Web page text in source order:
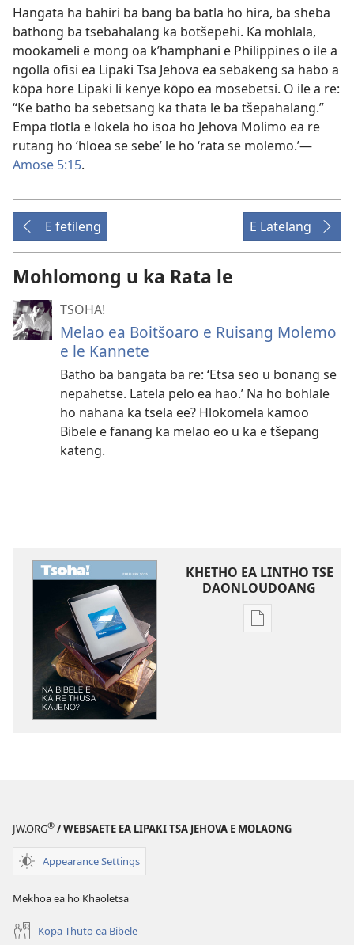
Hangata ha bahiri ba bang ba batla ho hira, ba sheba
bathong ba tsebahalang ka botšepehi. Ka mohlala,
mookameli e mong oa k’hamphani e Philippines o ile a
ngolla ofisi ea Lipaki Tsa Jehova ea sebakeng sa habo a
kōpa hore Lipaki li kenye kōpo ea mosebetsi. O ile a re:
“Ke batho ba sebetsang ka thata le ba tšepahalang.”
Empa tlotla e lokela ho isoa ho Jehova Molimo ea re
rutang ho ‘hloea se sebe’ le ho ‘rata se molemo.’—
Amose 5:15.
E fetileng E Latelang
Mohlomong u ka Rata le
TSOHA!
Melao ea Boitšoaro e Ruisang Molemo
e le Kannete
Batho ba bangata ba re: ‘Etsa seo u bonang se
nepahetse. Latela pelo ea hao.’ Na ho bohlale
ho nahana ka tsela ee? Hlokomela kamoo
Bibele e fanang ka melao eo u ka e tšepang
kateng.
KHETHO EA LINTHO TSE
DAONLOUDOANG
Khetho
ka
JW.ORG® / WEBSAETE EA LIPAKI TSA JEHOVA E MOLAONG
Appearance Settings
Mekhoa ea ho Khaoletsa
Kōpa Thuto ea Bibele